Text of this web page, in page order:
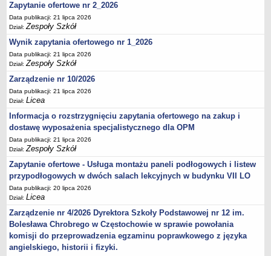
Zapytanie ofertowe nr 2_2026
Data publikacji: 21 lipca 2026
Dział:Zespoły Szkół
Wynik zapytania ofertowego nr 1_2026
Data publikacji: 21 lipca 2026
Dział:Zespoły Szkół
Zarządzenie nr 10/2026
Data publikacji: 21 lipca 2026
Dział:Licea
Informacja o rozstrzygnięciu zapytania ofertowego na zakup i
dostawę wyposażenia specjalistycznego dla OPM
Data publikacji: 21 lipca 2026
Dział:Zespoły Szkół
Zapytanie ofertowe - Usługa montażu paneli podłogowych i listew
przypodłogowych w dwóch salach lekcyjnych w budynku VII LO
Data publikacji: 20 lipca 2026
Dział:Licea
Zarządzenie nr 4/2026 Dyrektora Szkoły Podstawowej nr 12 im.
Bolesława Chrobrego w Częstochowie w sprawie powołania
komisji do przeprowadzenia egzaminu poprawkowego z języka
angielskiego, historii i fizyki.